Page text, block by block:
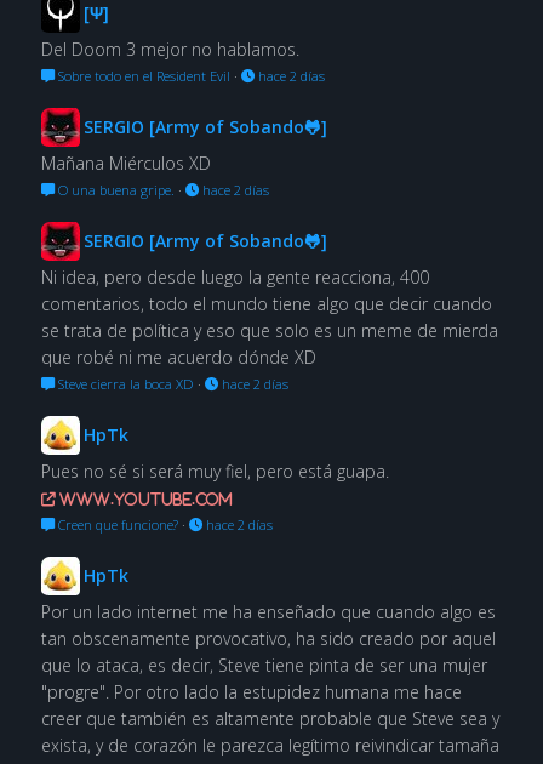
[Ψ]
Del Doom 3 mejor no hablamos.
Sobre todo en el Resident Evil · hace 2 días
SERGIO [Army of Sobando🐸]
Mañana Miérculos XD
O una buena gripe. · hace 2 días
SERGIO [Army of Sobando🐸]
Ni idea, pero desde luego la gente reacciona, 400
comentarios, todo el mundo tiene algo que decir cuando
se trata de política y eso que solo es un meme de mierda
que robé ni me acuerdo dónde XD
Steve cierra la boca XD · hace 2 días
HpTk
Pues no sé si será muy fiel, pero está guapa.
www.youtube.com
Creen que funcione?· hace 2 días
HpTk
Por un lado internet me ha enseñado que cuando algo es
tan obscenamente provocativo, ha sido creado por aquel
que lo ataca, es decir, Steve tiene pinta de ser una mujer
"progre". Por otro lado la estupidez humana me hace
creer que también es altamente probable que Steve sea y
exista, y de corazón le parezca legítimo reivindicar tamaña